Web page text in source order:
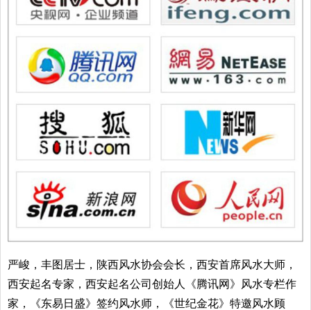
严峻，丰图居士，陕西风水协会会长，西安首席风水大师，
西安起名专家，西安起名公司创始人《腾讯网》风水专栏作
家，《东易日盛》签约风水师，《世纪金花》特邀风水顾